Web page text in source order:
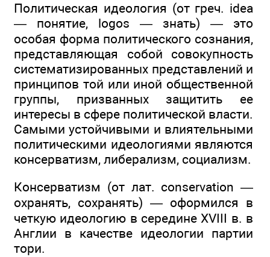
Политическая идеология (от греч. idea
— понятие, logos — знать) — это
особая форма политического сознания,
представляющая собой совокупность
систематизированных представлений и
принципов той или иной общественной
группы, призванных защитить ее
интересы в сфере политической власти.
Самыми устойчивыми и влиятельными
политическими идеологиями являются
консерватизм, либерализм, социализм.
Консерватизм (от лат. conservation —
охранять, сохранять) — оформился в
четкую идеологию в середине XVIII в. в
Англии в качестве идеологии партии
тори.